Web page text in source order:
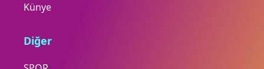
Künye
Diğer